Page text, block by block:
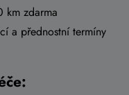
zdarma
a přednostní termíny